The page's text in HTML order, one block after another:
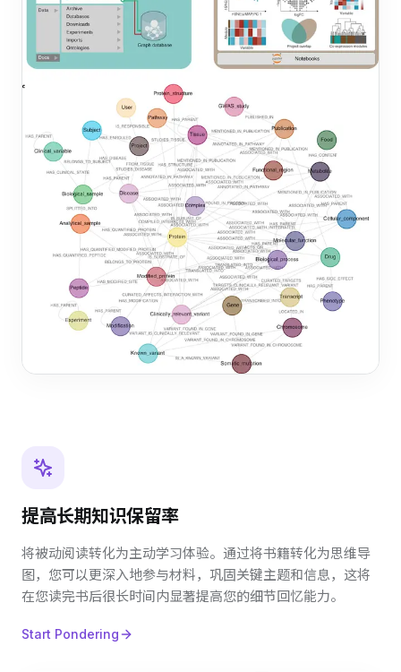
提高长期知识保留率
将被动阅读转化为主动学习体验。通过将书籍转化为思维导
图，您可以更深入地参与材料，巩固关键主题和信息，这将
在您读完书后很长时间内显著提高您的细节回忆能力。
Start Pondering